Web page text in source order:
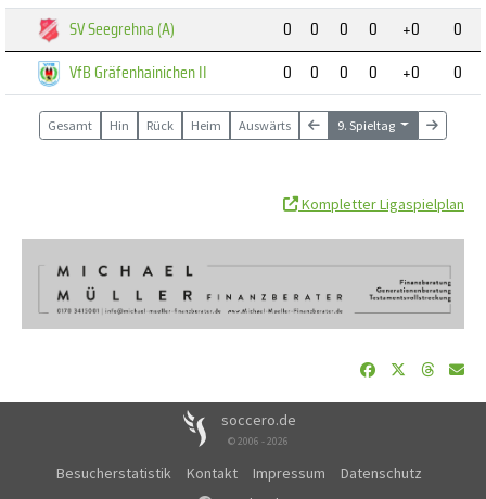
SV Seegrehna (A)
0 0 0 0 +0
0
VfB Gräfenhainichen II
0 0 0 0 +0 0
Gesamt Hin Rück Heim Auswärts 9. Spieltag
Kompletter Ligaspielplan
soccero.de
© 2006 - 2026
Besucherstatistik Kontakt Impressum
Datenschutz